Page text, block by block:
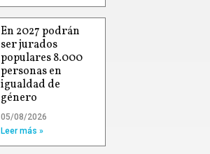
En 2027 podrán
ser jurados
populares 8.000
personas en
igualdad de
género
05/08/2026
Leer más »